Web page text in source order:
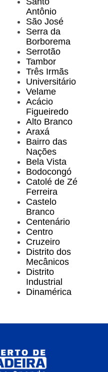
Antônio
São José
Serra da
Borborema
Serrotão
Tambor
Três Irmãs
Universitário
Velame
Acácio
Figueiredo
Alto Branco
Araxá
Bairro das
Nações
Bela Vista
Bodocongó
Catolé de Zé
Ferreira
Castelo
Branco
Centenário
Centro
Cruzeiro
Distrito dos
Mecânicos
Distrito
Industrial
Dinamérica